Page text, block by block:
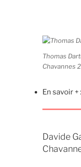
Thomas
Chavannes
En savoir + :
Davide